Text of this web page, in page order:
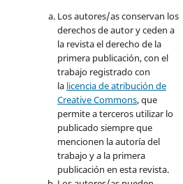
Los autores/as conservan los
derechos de autor y ceden a
la revista el derecho de la
primera publicación, con el
trabajo registrado con
la licencia de atribución de
Creative Commons, que
permite a terceros utilizar lo
publicado siempre que
mencionen la autoría del
trabajo y a la primera
publicación en esta revista.